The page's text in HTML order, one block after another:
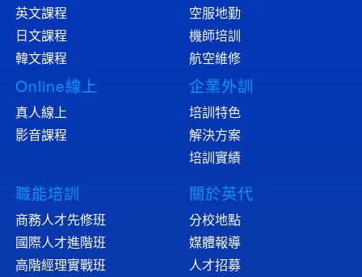
英文課程
日文課程
韓文課程
Online線上
真人線上
影音課程
空服地勤
機師培訓
航空維修
企業外訓
培訓特色
解決方案
培訓實績
職能培訓
商務人才先修班
國際人才進階班
高階經理實戰班
關於英代
分校地點
媒體報導
人才招募